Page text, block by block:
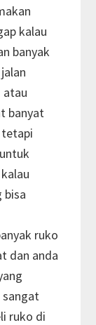
kalau
banyak
atau
banyat
tetapi
bisa
ruko
dan anda
sangat
ruko di